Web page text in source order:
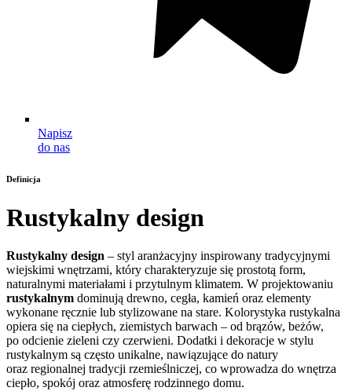
Napisz
do nas
Definicja
Rustykalny design
Rustykalny design – styl aranżacyjny inspirowany tradycyjnymi
wiejskimi wnętrzami, który charakteryzuje się prostotą form,
naturalnymi materiałami i przytulnym klimatem. W projektowaniu
rustykalnym dominują drewno, cegła, kamień oraz elementy
wykonane ręcznie lub stylizowane na stare. Kolorystyka rustykalna
opiera się na ciepłych, ziemistych barwach – od brązów, beżów,
po odcienie zieleni czy czerwieni. Dodatki i dekoracje w stylu
rustykalnym są często unikalne, nawiązujące do natury
oraz regionalnej tradycji rzemieślniczej, co wprowadza do wnętrza
ciepło, spokój oraz atmosferę rodzinnego domu.